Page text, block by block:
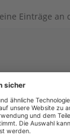
Einträge an